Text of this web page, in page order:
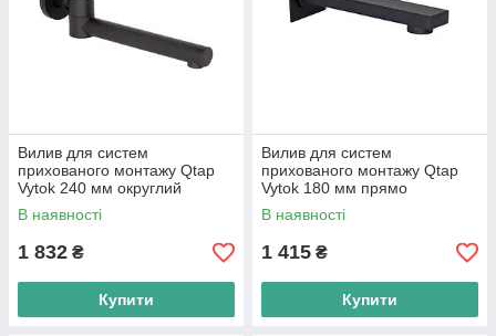
Вилив для систем
прихованого монтажу Qtap
Vytok 240 мм округлий
QTVYT246BLM45935 Black
Matt
В наявності
1 832 ₴
Купити
Вилив для систем
прихованого монтажу Qtap
Vytok 180 мм прямо
полотняний
QTVYT246BLM45933 Black
В наявності
1 415 ₴
Купити